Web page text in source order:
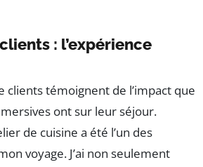
: l’expérience
clients témoignent de l’impact que
ont sur leur séjour.
de cuisine a été l’un des
voyage. J’ai non seulement